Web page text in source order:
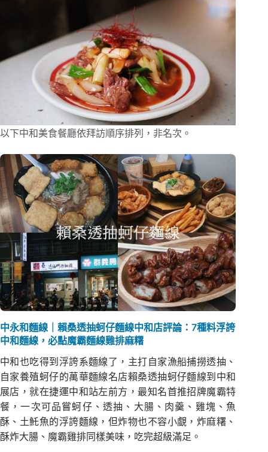
以下中和美食餐廳依拜訪順序排列，非名次。
中永和麵線｜賴桑透抽蚵仔麵線中和店評論：7種料浮誇
中和麵線，必點魔霸麵線雞排麻糬
中和也吃得到浮誇系麵線了，主打自家漁船捕撈透抽、
自家養殖蚵仔的萬華麵線名店賴桑透抽蚵仔麵線到中和
展店，就在捷運中和站左前方，最知名首推招牌魔霸特
餐，一次可品嘗蚵仔、透抽、大腸、肉羹、雞塊、魚
酥、土魠魚的浮誇麵線，但炸物也不容小覷，炸麻糬、
酥炸大腸、魔霸雞排同樣美味，吃完超級滿足。